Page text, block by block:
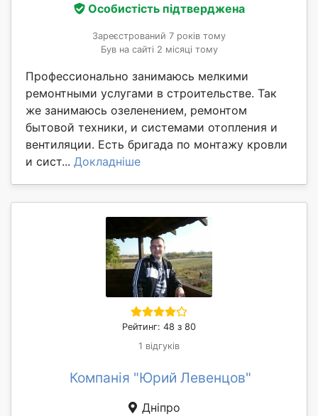
Особистість підтверджена
Зареєстрований 7 років тому
Був на сайті 2 місяці тому
Профессионально занимаюсь мелкими
ремонтными услугами в строительстве. Так
же занимаюсь озеленением, ремонтом
бытовой техники, и системами отопления и
вентиляции. Есть бригада по монтажу кровли
и сист... Докладніше
Рейтинг: 48 з 80
1 відгуків
Компанія "Юрий Левенцов"
Дніпро